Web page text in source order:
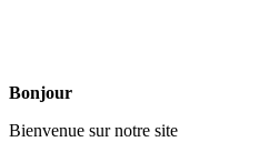
Bonjour
Bienvenue sur notre site